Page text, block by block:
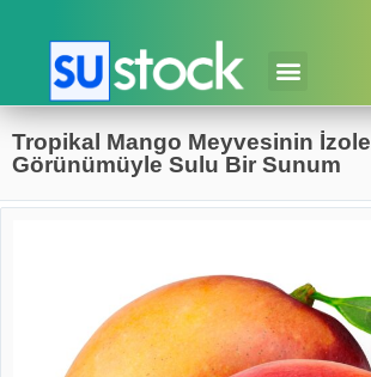
Tropikal Mango Meyvesinin İzole
Görünümüyle Sulu Bir Sunum